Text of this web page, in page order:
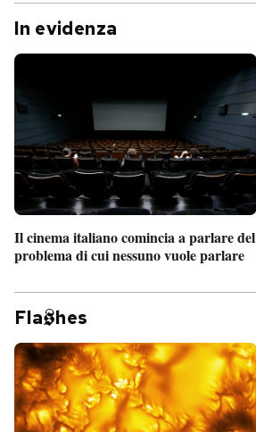
In evidenza
Il cinema italiano comincia a parlare del
problema di cui nessuno vuole parlare
Fla hes